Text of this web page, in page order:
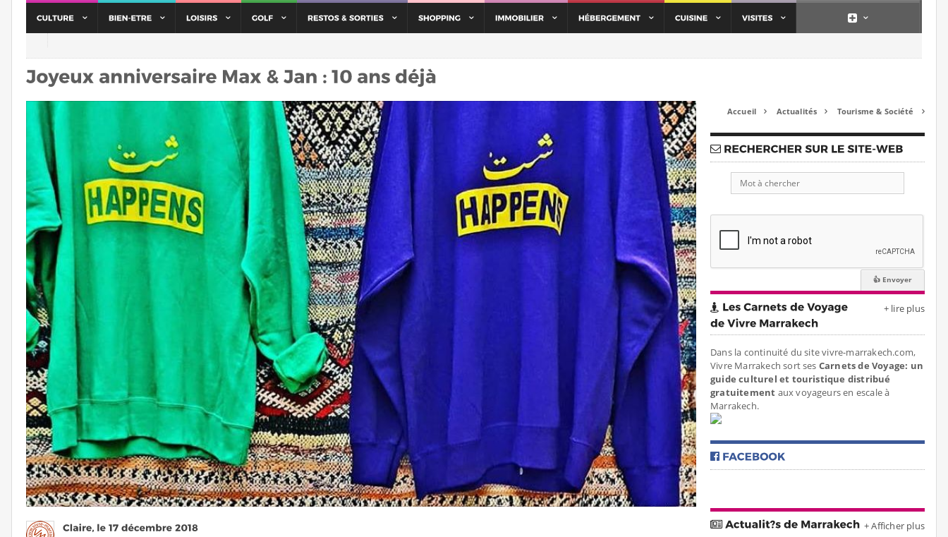
Accueil  Actualités  Tourisme & Société 
+ lire plus
Dans la continuité du site vivre-marrakech.com,
Vivre Marrakech sort ses Carnets de Voyage: un
guide culturel et touristique distribué
gratuitement aux voyageurs en escale à
Marrakech.
+ Afficher plus